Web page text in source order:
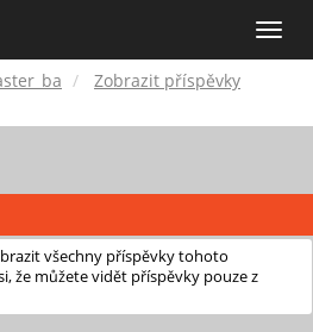
Toggle
Zobrazit příspěvky
všechny příspěvky tohoto
že můžete vidět příspěvky pouze z